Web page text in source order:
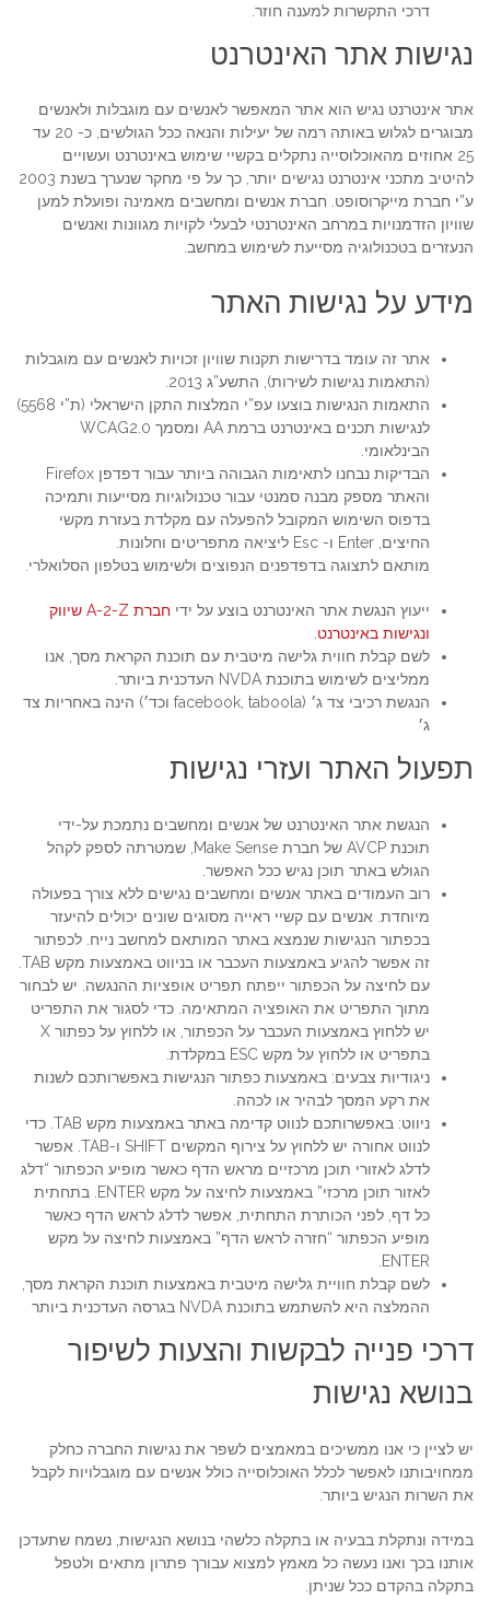
דרכי התקשרות למענה חוזר.
נגישות אתר האינטרנט
אתר אינטרנט נגיש הוא אתר המאפשר לאנשים עם מוגבלות ולאנשים
מבוגרים לגלוש באותה רמה של יעילות והנאה ככל הגולשים, כ- 20 עד
25 אחוזים מהאוכלוסייה נתקלים בקשיי שימוש באינטרנט ועשויים
להיטיב מתכני אינטרנט נגישים יותר, כך על פי מחקר שנערך בשנת 2003
ע”י חברת מייקרוסופט. חברת אנשים ומחשבים מאמינה ופועלת למען
שוויון הזדמנויות במרחב האינטרנטי לבעלי לקויות מגוונות ואנשים
הנעזרים בטכנולוגיה מסייעת לשימוש במחשב.
מידע על נגישות האתר
אתר זה עומד בדרישות תקנות שוויון זכויות לאנשים עם מוגבלות
(התאמות נגישות לשירות), התשע”ג 2013.
התאמות הנגישות בוצעו עפ”י המלצות התקן הישראלי (ת”י 5568)
לנגישות תכנים באינטרנט ברמת AA ומסמך WCAG2.0
הבינלאומי.
הבדיקות נבחנו לתאימות הגבוהה ביותר עבור דפדפן Firefox
והאתר מספק מבנה סמנטי עבור טכנולוגיות מסייעות ותמיכה
בדפוס השימוש המקובל להפעלה עם מקלדת בעזרת מקשי
החיצים, Enter ו- Esc ליציאה מתפריטים וחלונות.
מותאם לתצוגה בדפדפנים הנפוצים ולשימוש בטלפון הסלואלרי.
ייעוץ הנגשת אתר האינטרנט בוצע על ידי
חברת A-2-Z שיווק
ונגישות באינטרנט
לשם קבלת חווית גלישה מיטבית עם תוכנת הקראת מסך, אנו
ממליצים לשימוש בתוכנת NVDA העדכנית ביותר.
הנגשת רכיבי צד ג׳ (facebook, taboola וכד׳) הינה באחריות צד
ג׳
תפעול האתר ועזרי נגישות
הנגשת אתר האינטרנט של אנשים ומחשבים נתמכת על-ידי
תוכנת AVCP של חברת Make Sense, שמטרתה לספק לקהל
הגולש באתר תוכן נגיש ככל האפשר.
רוב העמודים באתר אנשים ומחשבים נגישים ללא צורך בפעולה
מיוחדת. אנשים עם קשיי ראייה מסוגים שונים יכולים להיעזר
בכפתור הנגישות שנמצא באתר המותאם למחשב נייח. לכפתור
עם לחיצה על הכפתור ייפתח תפריט אופציות ההנגשה. יש לבחור
מתוך התפריט את האופציה המתאימה. כדי לסגור את התפריט
יש ללחוץ באמצעות העכבר על הכפתור, או ללחוץ על כפתור X
בתפריט או ללחוץ על מקש ESC במקלדת.
ניגודיות צבעים: באמצעות כפתור הנגישות באפשרותכם לשנות
את רקע המסך לבהיר או לכהה.
ניווט: באפשרותכם לנווט קדימה באתר באמצעות מקש TAB. כדי
לנווט אחורה יש ללחוץ על צירוף המקשים SHIFT ו-TAB. אפשר
לדלג לאזורי תוכן מרכזיים מראש הדף כאשר מופיע הכפתור “דלג
לאזור תוכן מרכזי” באמצעות לחיצה על מקש ENTER. בתחתית
כל דף, לפני הכותרת התחתית, אפשר לדלג לראש הדף כאשר
מופיע הכפתור “חזרה לראש הדף” באמצעות לחיצה על מקש
ENTER.
לשם קבלת חוויית גלישה מיטבית באמצעות תוכנת הקראת מסך,
ההמלצה היא להשתמש בתוכנת NVDA בגרסה העדכנית ביותר
דרכי פנייה לבקשות והצעות לשיפור
בנושא נגישות
יש לציין כי אנו ממשיכים במאמצים לשפר את נגישות החברה כחלק
ממחויבותנו לאפשר לכלל האוכלוסייה כולל אנשים עם מוגבלויות לקבל
את השרות הנגיש ביותר.
במידה ונתקלת בבעיה או בתקלה כלשהי בנושא הנגישות, נשמח שתעדכן
אותנו בכך ואנו נעשה כל מאמץ למצוא עבורך פתרון מתאים ולטפל
בתקלה בהקדם ככל שניתן.